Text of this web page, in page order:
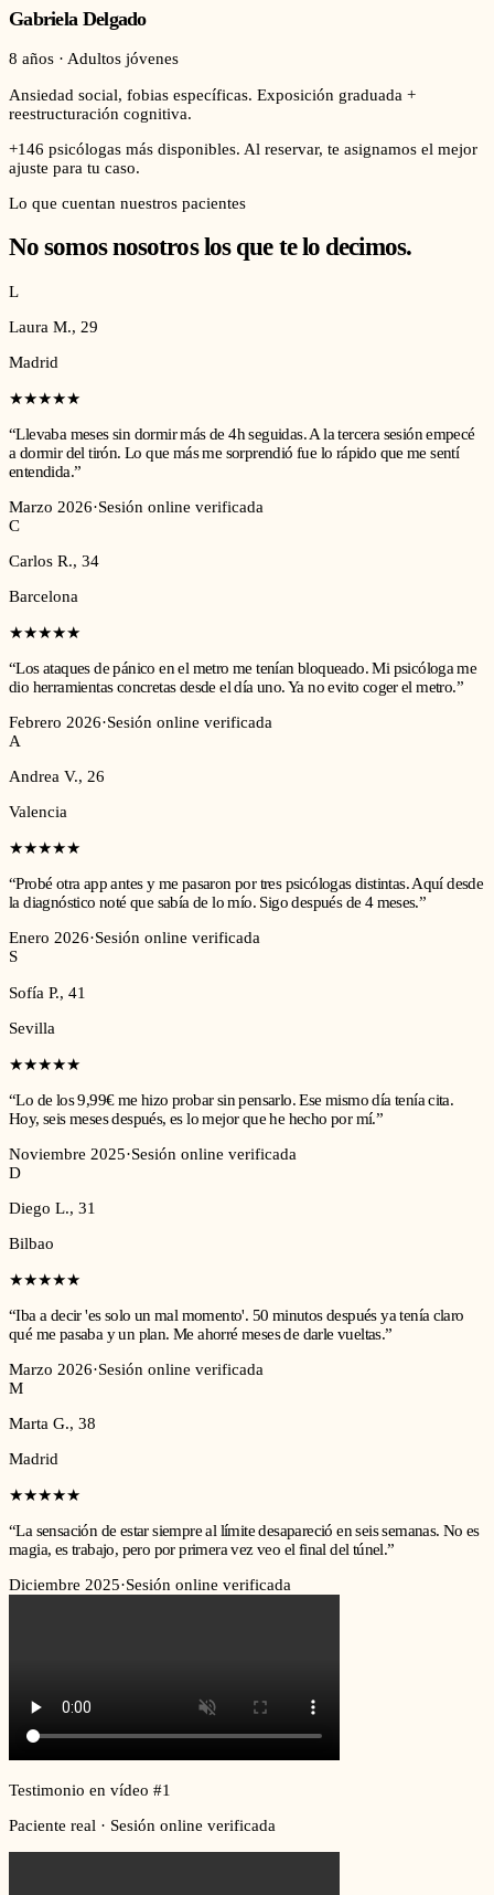
Gabriela Delgado
8 años · Adultos jóvenes
Ansiedad social, fobias específicas. Exposición graduada +
reestructuración cognitiva.
+146 psicólogas más disponibles. Al reservar, te asignamos el mejor
ajuste para tu caso.
Lo que cuentan nuestros pacientes
No somos nosotros los que te lo decimos.
L
Laura M., 29
Madrid
★★★★★
“Llevaba meses sin dormir más de 4h seguidas. A la tercera sesión empecé
a dormir del tirón. Lo que más me sorprendió fue lo rápido que me sentí
entendida.”
Marzo 2026·Sesión online verificada
C
Carlos R., 34
Barcelona
★★★★★
“Los ataques de pánico en el metro me tenían bloqueado. Mi psicóloga me
dio herramientas concretas desde el día uno. Ya no evito coger el metro.”
Febrero 2026·Sesión online verificada
A
Andrea V., 26
Valencia
★★★★★
“Probé otra app antes y me pasaron por tres psicólogas distintas. Aquí desde
la diagnóstico noté que sabía de lo mío. Sigo después de 4 meses.”
Enero 2026·Sesión online verificada
S
Sofía P., 41
Sevilla
★★★★★
“Lo de los 9,99€ me hizo probar sin pensarlo. Ese mismo día tenía cita.
Hoy, seis meses después, es lo mejor que he hecho por mí.”
Noviembre 2025·Sesión online verificada
D
Diego L., 31
Bilbao
★★★★★
“Iba a decir 'es solo un mal momento'. 50 minutos después ya tenía claro
qué me pasaba y un plan. Me ahorré meses de darle vueltas.”
Marzo 2026·Sesión online verificada
M
Marta G., 38
Madrid
★★★★★
“La sensación de estar siempre al límite desapareció en seis semanas. No es
magia, es trabajo, pero por primera vez veo el final del túnel.”
Diciembre 2025·Sesión online verificada
Testimonio en vídeo #1
Paciente real · Sesión online verificada